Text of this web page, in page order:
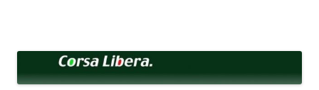
へ
ッ